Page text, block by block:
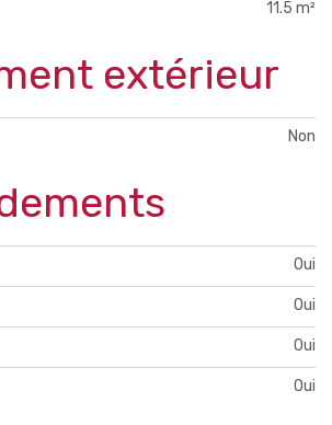
11.5 m²
extérieur
Non
Oui
Oui
Oui
Oui